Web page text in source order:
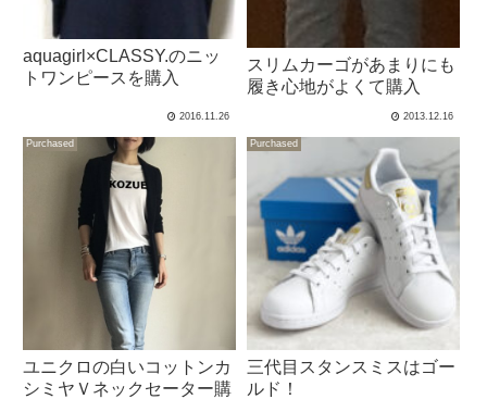
aquagirl×CLASSY.のニッ
トワンピースを購入
2016.11.26
スリムカーゴがあまりにも
履き心地がよくて購入
2013.12.16
Purchased
ユニクロの白いコットンカ
シミヤＶネックセーター購
Purchased
三代目スタンスミスはゴー
ルド！